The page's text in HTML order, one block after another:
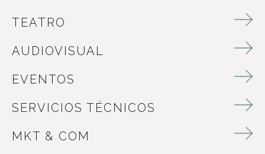
TEATRO
AUDIOVISUAL
EVENTOS
SERVICIOS TÉCNICOS
MKT & COM